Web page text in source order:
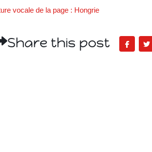
vocale de la page : Hongrie
Share this post